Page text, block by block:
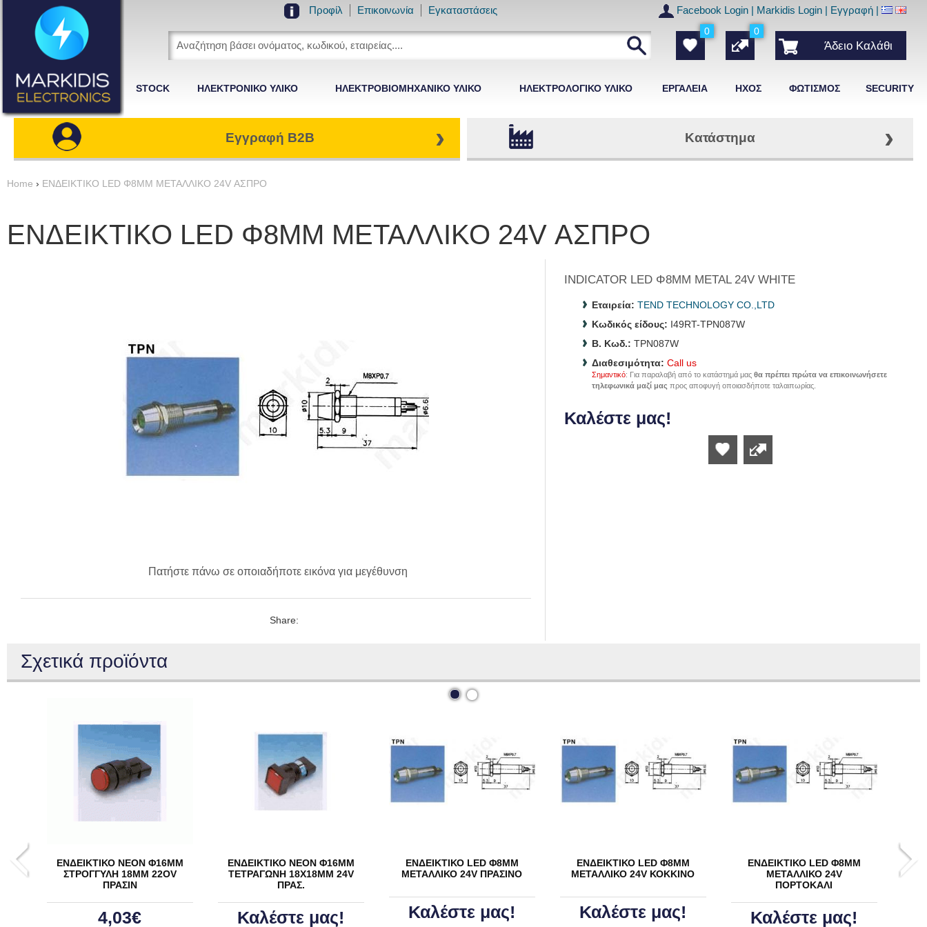
Προφίλ Επικοινωνία Εγκαταστάσεις Facebook Login | Markidis Login | Εγγραφή |
Άδειο Καλάθι
0
0
STOCK ΗΛΕΚΤΡΟΝΙΚΟ ΥΛΙΚΟ ΗΛΕΚΤΡΟΒΙΟΜΗΧΑΝΙΚΟ ΥΛΙΚΟ ΗΛΕΚΤΡΟΛΟΓΙΚΟ ΥΛΙΚΟ ΕΡΓΑΛΕΙΑ ΗΧΟΣ ΦΩΤΙΣΜΟΣ SECURITY
Εγγραφή B2B › Κατάστημα ›
Home › ΕΝΔΕΙΚΤΙΚΟ LED Φ8ΜΜ ΜΕΤΑΛΛΙΚΟ 24V ΑΣΠΡΟ
ΕΝΔΕΙΚΤΙΚΟ LED Φ8ΜΜ ΜΕΤΑΛΛΙΚΟ 24V ΑΣΠΡΟ
Πατήστε πάνω σε οποιαδήποτε εικόνα για μεγέθυνση
Share:
INDICATOR LED Φ8ΜΜ METAL 24V WHITE
Εταιρεία: TEND TECHNOLOGY CO.,LTD
Κωδικός είδους: I49RT-TPN087W
B. Κωδ.: TPN087W
Διαθεσιμότητα: Call us
Σημαντικό: Για παραλαβή από το κατάστημά μας θα πρέπει πρώτα να επικοινωνήσετε
τηλεφωνικά μαζί μας προς αποφυγή οποιασδήποτε ταλαιπωρίας.
Καλέστε μας!
Wishlist
Σχετικά προϊόντα
ΕΝΔΕΙΚΤΙΚΟ ΝΕΟΝ Φ16ΜΜ
ΣΤΡΟΓΓΥΛΗ 18ΜΜ 22OV
ΠΡΑΣΙΝ
4,03€
ΕΝΔΕΙΚΤΙΚΟ ΝΕΟΝ Φ16ΜΜ
ΤΕΤΡΑΓΩΝΗ 18Χ18ΜΜ 24V
ΠΡΑΣ.
Καλέστε μας!
ΕΝΔΕΙΚΤΙΚΟ LED Φ8ΜΜ
ΜΕΤΑΛΛΙΚΟ 24V ΠΡΑΣΙΝΟ
Καλέστε μας!
ΕΝΔΕΙΚΤΙΚΟ LED Φ8ΜΜ
ΜΕΤΑΛΛΙΚΟ 24V ΚΟΚΚΙΝΟ
Καλέστε μας!
ΕΝΔΕΙΚΤΙΚΟ LED Φ8ΜΜ
ΜΕΤΑΛΛΙΚΟ 24V
ΠΟΡΤΟΚΑΛΙ
Καλέστε μας!